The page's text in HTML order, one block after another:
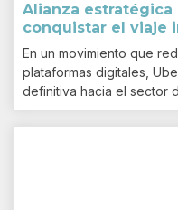
Alianza estratégica
conquistar el viaje
En un movimiento que
plataformas digitales,
definitiva hacia el sector